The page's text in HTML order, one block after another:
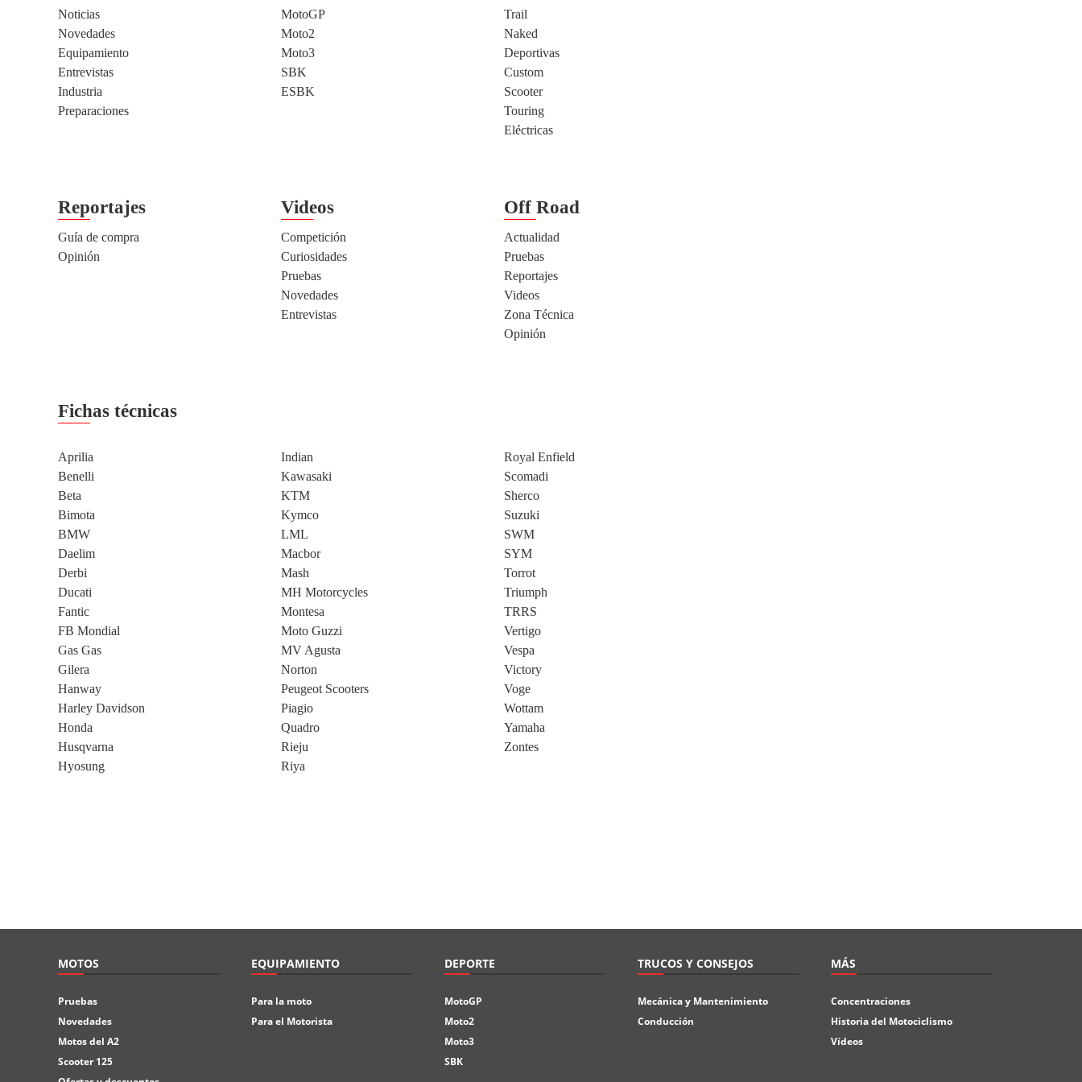
Noticias
Novedades
Equipamiento
Entrevistas
Industria
Preparaciones
MotoGP
Moto2
Moto3
SBK
ESBK
Trail
Naked
Deportivas
Custom
Scooter
Touring
Eléctricas
Reportajes
Guía de compra
Opinión
Videos
Competición
Curiosidades
Pruebas
Novedades
Entrevistas
Off Road
Actualidad
Pruebas
Reportajes
Videos
Zona Técnica
Opinión
Fichas técnicas
Aprilia
Benelli
Beta
Bimota
BMW
Daelim
Derbi
Ducati
Fantic
FB Mondial
Gas Gas
Gilera
Hanway
Harley Davidson
Honda
Husqvarna
Hyosung
Indian
Kawasaki
KTM
Kymco
LML
Macbor
Mash
MH Motorcycles
Montesa
Moto Guzzi
MV Agusta
Norton
Peugeot Scooters
Piagio
Quadro
Rieju
Riya
Royal Enfield
Scomadi
Sherco
Suzuki
SWM
SYM
Torrot
Triumph
TRRS
Vertigo
Vespa
Victory
Voge
Wottam
Yamaha
Zontes
MOTOS
Pruebas
Novedades
Motos del A2
Scooter 125
EQUIPAMIENTO
Para la moto
Para el Motorista
DEPORTE
MotoGP
Moto2
Moto3
SBK
TRUCOS Y CONSEJOS
Mecánica y Mantenimiento
Conducción
MÁS
Concentraciones
Historia del Motociclismo
Vídeos